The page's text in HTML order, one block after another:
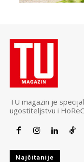
TU magazin je
ugostiteljstvu i
Najčitanije